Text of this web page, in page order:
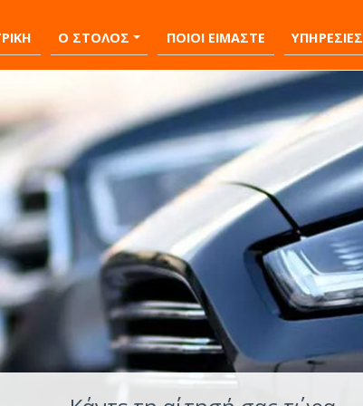
Ο ΣΤΟΛΟΣ ΠΟΙΟΙ ΕΙΜΑΣΤΕ ΥΠΗΡΕΣΙΕΣ